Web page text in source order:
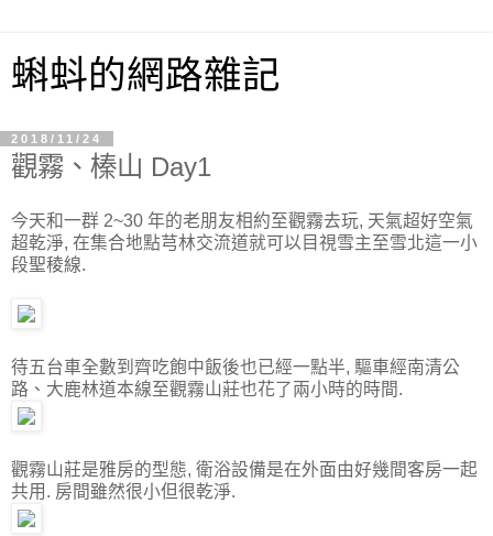
蝌蚪的網路雜記
2018/11/24
觀霧、榛山 Day1
今天和一群 2~30 年的老朋友相約至觀霧去玩, 天氣超好空氣
超乾淨, 在集合地點芎林交流道就可以目視雪主至雪北這一小
段聖稜線.
待五台車全數到齊吃飽中飯後也已經一點半, 驅車經南清公
路、大鹿林道本線至觀霧山莊也花了兩小時的時間.
觀霧山莊是雅房的型態, 衛浴設備是在外面由好幾間客房一起
共用. 房間雖然很小但很乾淨.